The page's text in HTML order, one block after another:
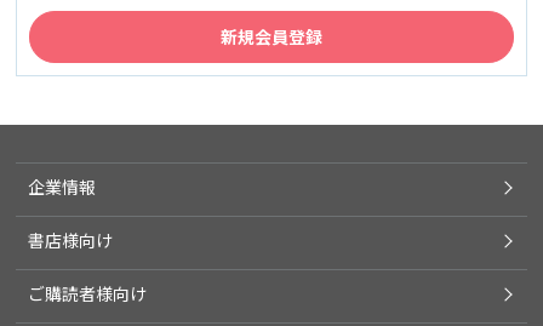
企業情報
書店様向け
ご購読者様向け